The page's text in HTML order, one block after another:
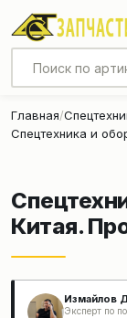
Главная
Спецтехника и
Китая.
Измайлов
Эксперт по